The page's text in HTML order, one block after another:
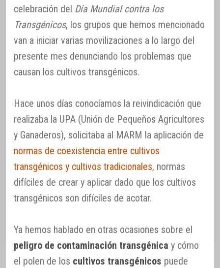
celebración del Día Mundial contra los
Transgénicos, los grupos que hemos mencionado
van a iniciar varias movilizaciones a lo largo del
presente mes denunciando los problemas que
causan los cultivos transgénicos.
Hace unos días conocíamos la reivindicación que
realizaba la UPA (Unión de Pequeños Agricultores
y Ganaderos), solicitaba al MARM la aplicación de
normas de coexistencia entre cultivos
transgénicos y cultivos tradicionales, normas
difíciles de crear y aplicar dado que los cultivos
transgénicos son difíciles de acotar.
Ya hemos hablado en otras ocasiones sobre el
peligro de contaminación transgénica y cómo
el polen de los cultivos transgénicos puede